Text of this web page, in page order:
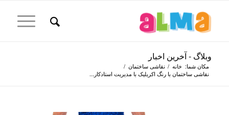
وبلاگ - آخرین اخبار
مکان شما: خانه / نقاشی ساختمان /
نقاشی ساختمان با رنگ اکریلیک با مدیریت استادکار...